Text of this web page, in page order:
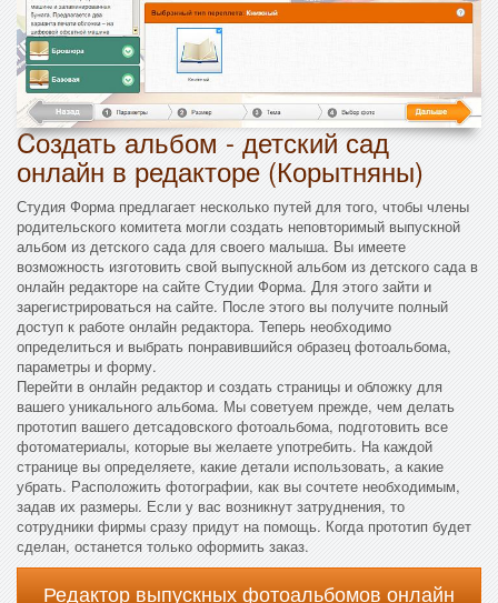
Cоздать альбом - детский сад
онлайн в редакторе (Корытняны)
Студия Форма предлагает несколько путей для того, чтобы члены
родительского комитета могли создать неповторимый выпускной
альбом из детского сада для своего малыша. Вы имеете
возможность изготовить свой выпускной альбом из детского сада в
онлайн редакторе на сайте Студии Форма. Для этого зайти и
зарегистрироваться на сайте. После этого вы получите полный
доступ к работе онлайн редактора. Теперь необходимо
определиться и выбрать понравившийся образец фотоальбома,
параметры и форму.
Перейти в онлайн редактор и создать страницы и обложку для
вашего уникального альбома. Мы советуем прежде, чем делать
прототип вашего детсадовского фотоальбома, подготовить все
фотоматериалы, которые вы желаете употребить. На каждой
странице вы определяете, какие детали использовать, а какие
убрать. Расположить фотографии, как вы сочтете необходимым,
задав их размеры. Если у вас возникнут затруднения, то
сотрудники фирмы сразу придут на помощь. Когда прототип будет
сделан, останется только оформить заказ.
Редактор выпускных фотоальбомов онлайн